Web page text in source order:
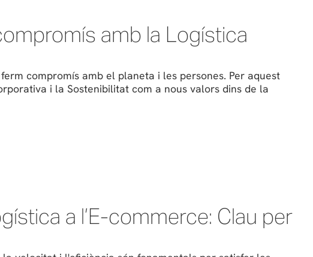
amb la Logística
compromís amb el planeta i les persones. Per aquest
i la Sostenibilitat com a nous valors dins de la
a l’E-commerce: Clau per